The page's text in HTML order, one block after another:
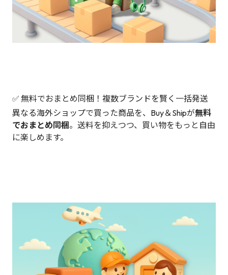
✅ 無料でおまとめ同梱！複数ブランドを賢く一括発送
異なる海外ショップで買った商品を、Buy＆Shipが無料
でおまとめ同梱。送料を抑えつつ、買い物をもっと自由
に楽しめます。